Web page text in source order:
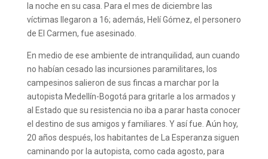
la noche en su casa. Para el mes de diciembre las
víctimas llegaron a 16; además, Helí Gómez, el personero
de El Carmen, fue asesinado.
En medio de ese ambiente de intranquilidad, aun cuando
no habían cesado las incursiones paramilitares, los
campesinos salieron de sus fincas a marchar por la
autopista Medellín-Bogotá para gritarle a los armados y
al Estado que su resistencia no iba a parar hasta conocer
el destino de sus amigos y familiares. Y así fue. Aún hoy,
20 años después, los habitantes de La Esperanza siguen
caminando por la autopista, como cada agosto, para